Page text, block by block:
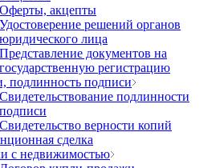
Оферты, акцепты
Удостоверение решений органов
юридического лица
Представление документов на
государственную регистрацию
подлинность подписи
Свидетельствование подлинности
подписи
Свидетельство верности копий
сделка
с недвижимостью